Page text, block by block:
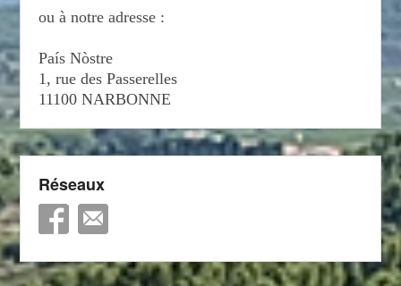
ou à notre adresse :
País Nòstre
1, rue des Passerelles
11100 NARBONNE
Réseaux